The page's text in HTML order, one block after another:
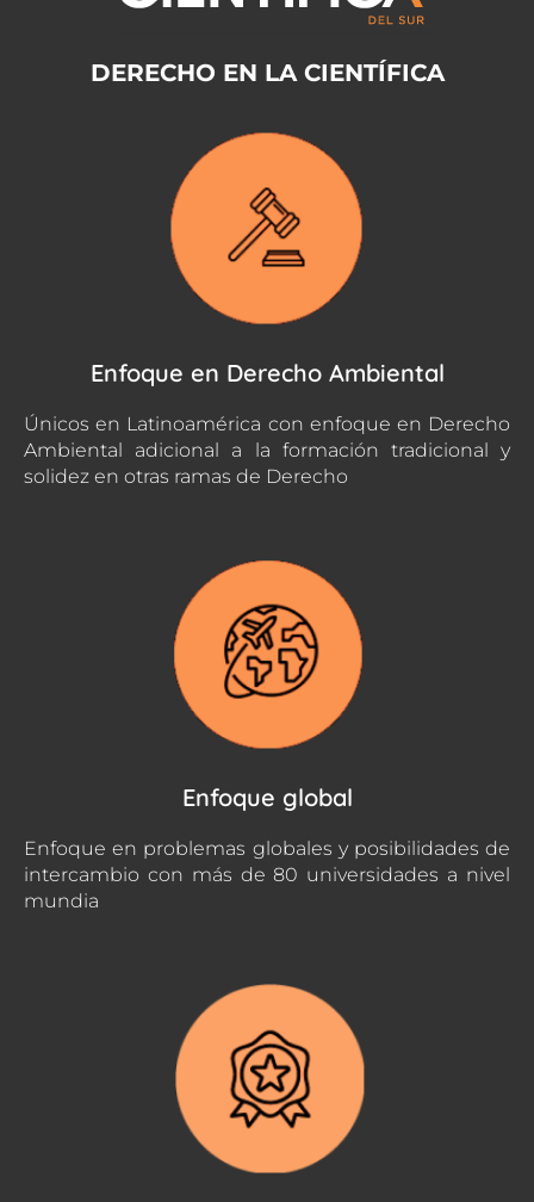
DERECHO EN LA CIENTÍFICA
Enfoque en Derecho Ambiental
Únicos en Latinoamérica con enfoque en Derecho
Ambiental adicional a la formación tradicional y
solidez en otras ramas de Derecho
Enfoque global
Enfoque en problemas globales y posibilidades de
intercambio con más de 80 universidades a nivel
mundia